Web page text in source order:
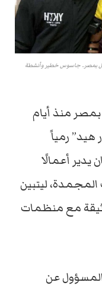
بمصر.. جاسوس خطير وأنشطة
منذ أيام
هيد” رمياً
أعمالًا
ليتبين
مع منظمات
عن